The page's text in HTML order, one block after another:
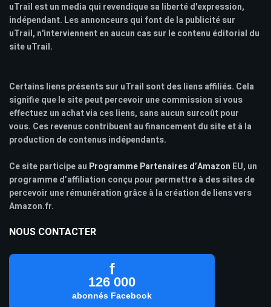
uTrail est un media qui revendique sa liberté d'expression,
indépendant. Les annonceurs qui font de la publicité sur
uTrail, n'interviennent en aucun cas sur le contenu éditorial du
site uTrail.
Certains liens présents sur uTrail sont des liens affiliés. Cela
signifie que le site peut percevoir une commission si vous
effectuez un achat via ces liens, sans aucun surcoût pour
vous. Ces revenus contribuent au financement du site et à la
production de contenus indépendants.
Ce site participe au Programme Partenaires d’Amazon EU, un
programme d’affiliation conçu pour permettre à des sites de
percevoir une rémunération grâce à la création de liens vers
Amazon.fr.
NOUS CONTACTER
f
126 000
abonnés Facebook